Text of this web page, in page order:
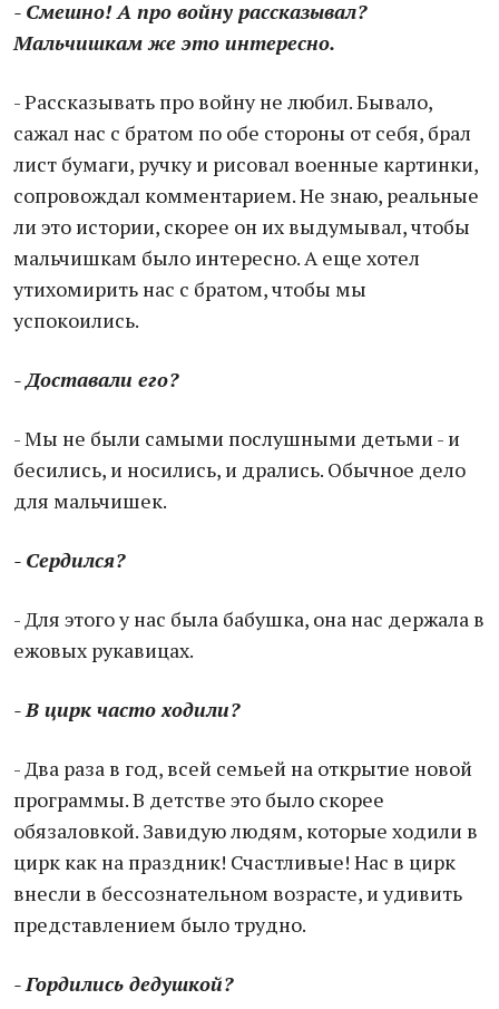
- Смешно! А про войну рассказывал?
Мальчишкам же это интересно.
- Рассказывать про войну не любил. Бывало,
сажал нас с братом по обе стороны от себя, брал
лист бумаги, ручку и рисовал военные картинки,
сопровождал комментарием. Не знаю, реальные
ли это истории, скорее он их выдумывал, чтобы
мальчишкам было интересно. А еще хотел
утихомирить нас с братом, чтобы мы
успокоились.
- Доставали его?
- Мы не были самыми послушными детьми - и
бесились, и носились, и дрались. Обычное дело
для мальчишек.
- Сердился?
- Для этого у нас была бабушка, она нас держала в
ежовых рукавицах.
- В цирк часто ходили?
- Два раза в год, всей семьей на открытие новой
программы. В детстве это было скорее
обязаловкой. Завидую людям, которые ходили в
цирк как на праздник! Счастливые! Нас в цирк
внесли в бессознательном возрасте, и удивить
представлением было трудно.
- Гордились дедушкой?